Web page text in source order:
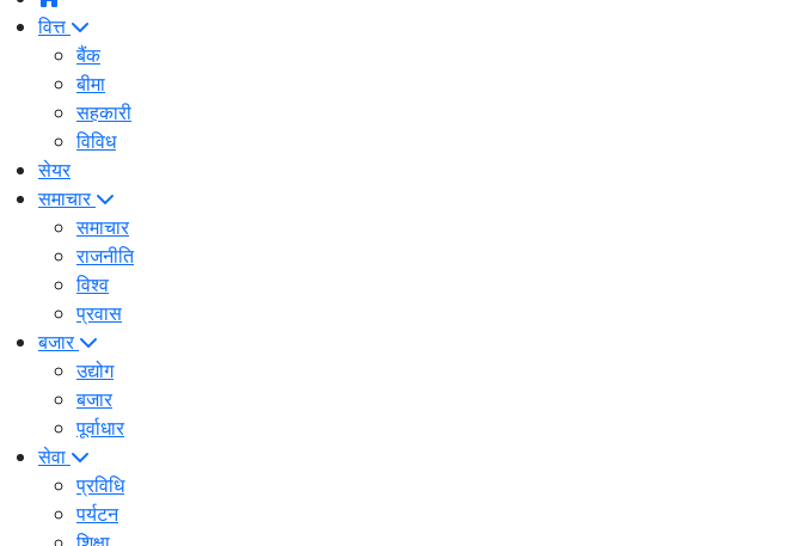
वित्त
बैंक
बीमा
सहकारी
विविध
सेयर
समाचार
समाचार
राजनीति
विश्व
प्रवास
बजार
उद्योग
बजार
पूर्वाधार
सेवा
प्रविधि
पर्यटन